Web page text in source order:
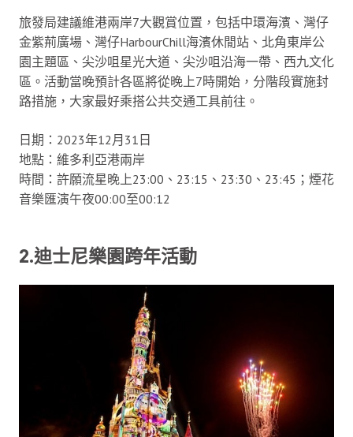
旅發局建議維港兩岸7大觀賞位置，包括中環海濱、灣仔
金紫荊廣場、灣仔HarbourChill海濱休閒站、北角東岸公
園主題區、尖沙咀星光大道、尖沙咀沿海一帶、西九文化
區。活動當晚預計各區將從晚上7時開始，分階段實施封
路措施，大家最好乘搭公共交通工具前往。
日期：2023年12月31日
地點：維多利亞港兩岸
時間：許願流星晚上23:00、23:15、23:30、23:45；煙花
音樂匯演午夜00:00至00:12
2.迪士尼樂園跨年活動